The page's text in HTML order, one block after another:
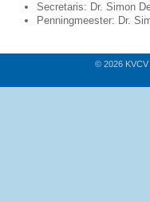
Secretaris: Dr. Simon
Penningmeester: Dr.
© 2026